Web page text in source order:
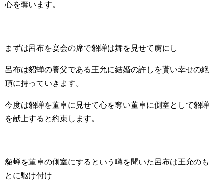
心を奪います。
まずは呂布を宴会の席で貂蝉は舞を見せて虜にし
呂布は貂蝉の養父である王允に結婚の許しを貰い幸せの絶
頂に持っていきます。
今度は貂蝉を董卓に見せて心を奪い董卓に側室として貂蝉
を献上すると約束します。
貂蝉を董卓の側室にするという噂を聞いた呂布は王允のも
とに駆け付け